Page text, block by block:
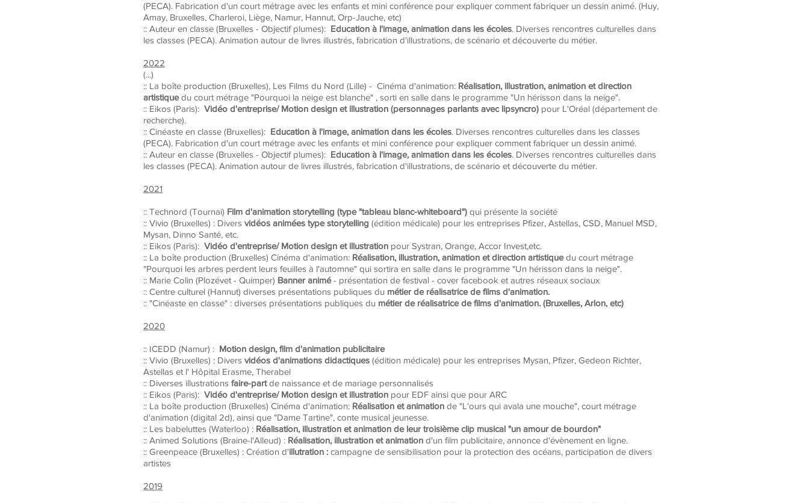
(PECA). Fabrication d'un court métrage avec les enfants et mini conférence pour expliquer comment fabriquer un dessin animé. (Huy,
Amay, Bruxelles, Charleroi, Liège, Namur, Hannut, Orp-Jauche, etc)
:: Auteur en classe (Bruxelles - Objectif plumes): Education à l'image, animation dans les écoles. Diverses rencontres culturelles dans
les classes (PECA). Animation autour de livres illustrés, fabrication d'illustrations, de scénario et découverte du métier.
2022
(...)
:: La boîte production (Bruxelles), Les Films du Nord (Lille) - Cinéma d'animation: Réalisation, illustration, animation et direction
artistiquedu court métrage "Pourquoi la neige est blanche" , sorti en salle dans le programme "Un hérisson dans la neige".
:: Eikos (Paris): Vidéo d'entreprise/ Motion design et illustration (personnages parlants avec lipsyncro) pour L'Oréal (département de
recherche).
:: Cinéaste en classe (Bruxelles): Education à l'image, animation dans les écoles. Diverses rencontres culturelles dans les classes
(PECA). Fabrication d'un court métrage avec les enfants et mini conférence pour expliquer comment fabriquer un dessin animé.
:: Auteur en classe (Bruxelles - Objectif plumes): Education à l'image, animation dans les écoles. Diverses rencontres culturelles dans
les classes (PECA). Animation autour de livres illustrés, fabrication d'illustrations, de scénario et découverte du métier.
2021
:: Technord (Tournai) Film d'animation storytelling (type "tableau blanc-whiteboard") qui présente la société
:: Vivio (Bruxelles) : Divers vidéos animées type storytelling (édition médicale) pour les entreprises Pfizer, Astellas, CSD, Manuel MSD,
Mysan, Dinno Santé, etc.
:: Eikos (Paris): Vidéo d'entreprise/ Motion design et illustration pour Systran, Orange, Accor Invest,etc.
:: La boîte production (Bruxelles) Cinéma d'animation: Réalisation, illustration, animation et direction artistiquedu court métrage
"Pourquoi les arbres perdent leurs feuilles à l'automne" qui sortira en salle dans le programme "Un hérisson dans la neige".
:: Marie Colin (Plozévet - Quimper) Banner animé- présentation de festival - cover facebook et autres réseaux sociaux
:: Centre culturel (Hannut) diverses présentations publiques du métier de réalisatrice de films d'animation.
:: "Cinéaste en classe" : diverses présentations publiques du métierde réalisatrice de films d'animation. (Bruxelles, Arlon, etc)
2020
:: ICEDD (Namur) : Motion design, film d'animation publicitaire
:: Vivio (Bruxelles) : Divers vidéos d'animations didactiques (édition médicale) pour les entreprises Mysan, Pfizer, Gedeon Richter,
Astellas et l' Hôpital Erasme, Therabel
:: Diverses illustrations faire-partde naissance et de mariage personnalisés
:: Eikos (Paris): Vidéo d'entreprise/ Motion design et illustration pour EDF ainsi que pour ARC
:: La boîte production (Bruxelles) Cinéma d'animation: Réalisation et animation de "L'ours qui avala une mouche", court métrage
d'animation (digital 2d), ainsi que "Dame Tartine", conte musical jeunesse.
:: Les babeluttes (Waterloo) : Réalisation, illustration et animation de leur troisième clip musical "un amour de bourdon"
:: Animed Solutions (Braine-l'Alleud) : Réalisation, illustration et animation d'un film publicitaire, annonce d'évènement en ligne.
:: Greenpeace (Bruxelles) : Création d'illutration : campagne de sensibilisation pour la protection des océans, participation de divers
artistes
2019